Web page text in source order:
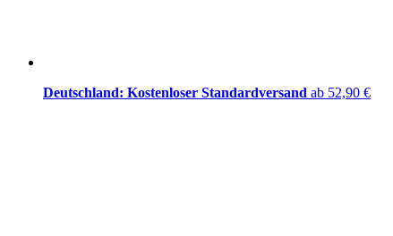
Deutschland: Kostenloser Standardversand ab 52,90 €